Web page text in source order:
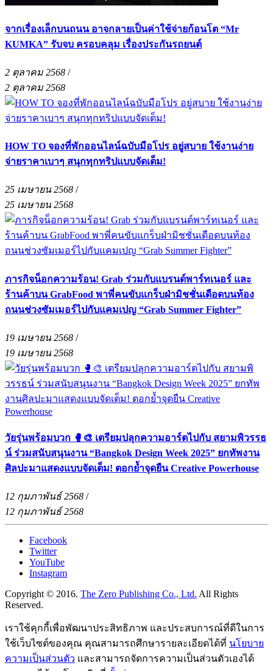
จากเรื่องเล็กบนถนน อาจกลายเป็นค่าใช้จ่ายก้อนโต “Mr
KUMKA” รับจบ ครอบคลุม เรื่องประกันรถยนต์
2 ตุลาคม 2568 /
2 ตุลาคม 2568
HOW TO จองที่พักออนไลน์ฉบับมือโปร อยู่สบาย ใช้งานง่าย
จ่ายราคาเบาๆ สนุกทุกทริปแบบจัดเต็ม!
25 เมษายน 2568 /
25 เมษายน 2568
ภารกิจน็อกความร้อน! Grab ร่วมกับแบรนด์พาร์ทเนอร์ และ
ร้านค้าบน GrabFood พาพี่คนขับแกร็บฝ่ามิชชั่นเดือดบนท้อง
ถนนช่วงซัมเมอร์ไปกับแคมเปญ “Grab Summer Fighter”
19 เมษายน 2568 /
19 เมษายน 2568
วัยรุ่นพร้อมบวก 🥊🎨 เตรียมปลุกความอาร์ตไปกับ สยามพิวรรธ
น์ ร่วมสนับสนุนงาน “Bangkok Design Week 2025” ยกทัพงาน
ศิลปะมาแสดงแบบจัดเต็ม! ตอกย้ำจุดยืน Creative Powerhouse
12 กุมภาพันธ์ 2568 /
12 กุมภาพันธ์ 2568
Facebook
Twitter
YouTube
Instagram
Copyright © 2016. The Zero Publishing Co., Ltd. All Rights
Reserved.
เราใช้คุกกี้เพื่อพัฒนาประสิทธิภาพ และประสบการณ์ที่ดีในการ
ใช้เว็บไซต์ของคุณ คุณสามารถศึกษารายละเอียดได้ที่ นโยบาย
ความเป็นส่วนตัว และสามารถจัดการความเป็นส่วนตัวเองได้